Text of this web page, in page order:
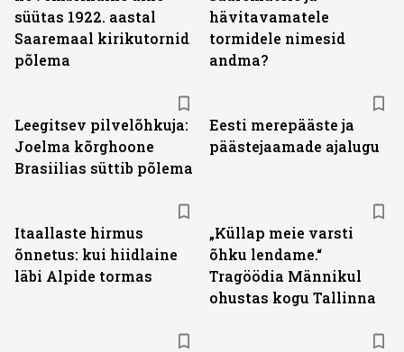
süütas 1922. aastal
Saaremaal kirikutornid
põlema
hävitavamatele
tormidele nimesid
andma?
Leegitsev pilvelõhkuja:
Joelma kõrghoone
Brasiilias süttib põlema
Eesti merepääste ja
päästejaamade ajalugu
Itaallaste hirmus
õnnetus: kui hiidlaine
läbi Alpide tormas
„Küllap meie varsti
õhku lendame.“
Tragöödia Männikul
ohustas kogu Tallinna